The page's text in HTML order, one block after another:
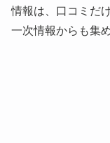
情報は、口コミだ
一次情報からも集